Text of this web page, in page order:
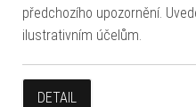
předchozího upozornění.
ilustrativním účelům.
DETAIL